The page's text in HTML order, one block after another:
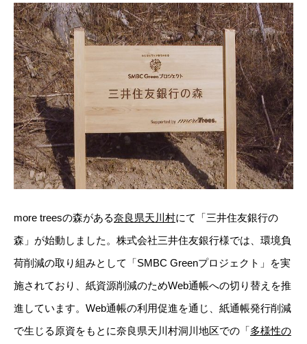
JP EN
more treesの森がある奈良県天川村にて「三井住友銀行の
森」が始動しました。株式会社三井住友銀行様では、環境負
荷削減の取り組みとして「SMBC Greenプロジェクト」を実
施されており、紙資源削減のためWeb通帳への切り替えを推
進しています。 Web通帳の利用促進を通じ、紙通帳発行削減
で生じる原資をもとに奈良県天川村洞川地区での「多様性の